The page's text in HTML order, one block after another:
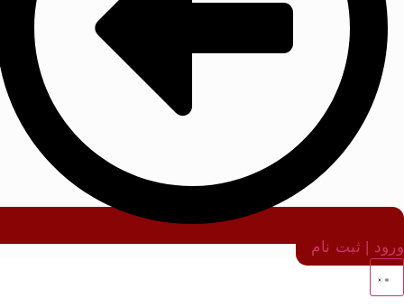
ورود | ثبت نام